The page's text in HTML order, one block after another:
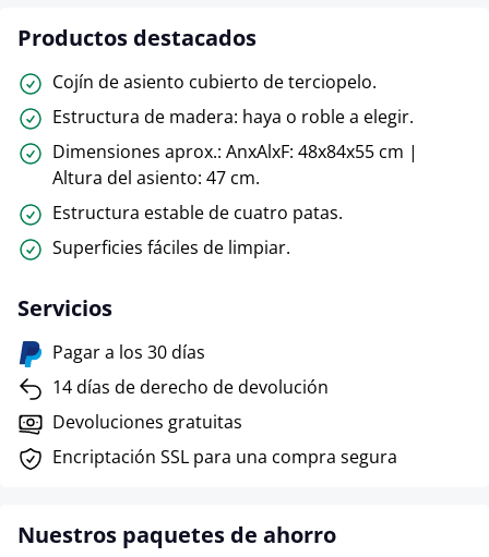
Productos destacados
Cojín de asiento cubierto de terciopelo.
Estructura de madera: haya o roble a elegir.
Dimensiones aprox.: AnxAlxF: 48x84x55 cm |
Altura del asiento: 47 cm.
Estructura estable de cuatro patas.
Superficies fáciles de limpiar.
Servicios
Pagar a los 30 días
14 días de derecho de devolución
Devoluciones gratuitas
Encriptación SSL para una compra segura
Nuestros paquetes de ahorro